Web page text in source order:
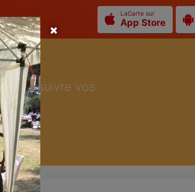
LaCarte sur
App Store
pour suivre vos